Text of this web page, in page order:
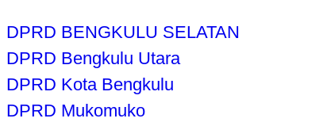
DPRD BENGKULU SELATAN
DPRD Bengkulu Utara
DPRD Kota Bengkulu
DPRD Mukomuko